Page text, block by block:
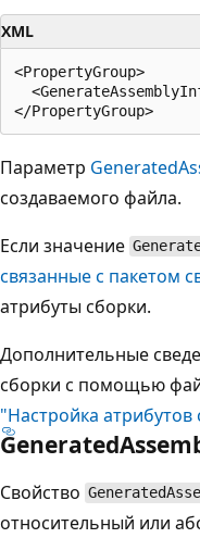
XML
<PropertyGroup>
Параметр
создаваемого файла.
Если значение
связанные с пакетом
атрибуты сборки.
Дополнительные
сборки с помощью
"Настройка
Свойство
относительный или